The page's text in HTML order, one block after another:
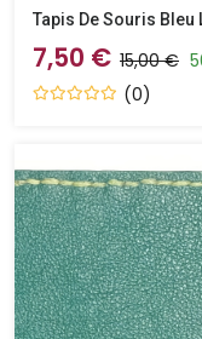
Tapis De Souris Bleu
7,50 € 15,00 €
(0)